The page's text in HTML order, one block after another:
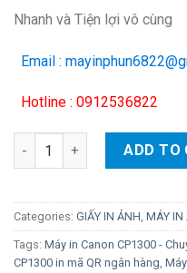
Nhanh và Tiện lợi vô cùng
Email :
Hotline : 0912536822
Máy in Canon CP1300 -
ADD TO
Categories: GIẤY IN ẢNH, MÁY IN
Tags: Máy in Canon CP1300 -
CP1300 in mã QR ngân hàng,